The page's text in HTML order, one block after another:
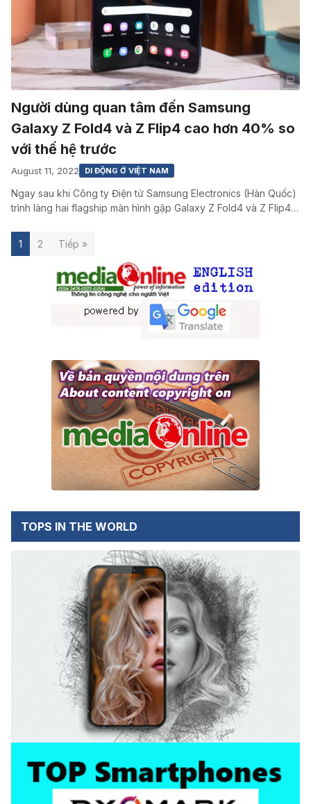
Người dùng quan tâm đến Samsung
Galaxy Z Fold4 và Z Flip4 cao hơn 40% so
với thế hệ trước
August 11, 2022 DI ĐỘNG Ở VIỆT NAM
Ngay sau khi Công ty Điện tử Samsung Electronics (Hàn Quốc)
trình làng hai flagship màn hình gập Galaxy Z Fold4 và Z Flip4…
1 2 Tiếp »
TOPS IN THE WORLD